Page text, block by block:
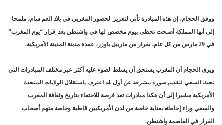
ووفق الحجام، إن هذه المبادرة تأتي لتعزيز الحضور المغربي في بلاد العم سام، ملمحا
إلى أنها المملكة أصبحت تحظى بيوم مخصص لها في واشنطن بعد إقرار “يوم المغرب”
في 29 مارس من كل عام، بقرار من مارييل باوزر، عمدة مدينة المدينة الأمريكية.
ويرى الحجام أن المغرب يستحق أن يسلط الضوء عليه أكثر عبر مختلف المبادرات التي
تحث السعي لتقديم صورة مشرفة عن أول بلد اعترف باستقلال الولايات المتحدة
الأمريكية مشيرا إلى أن هكذا مبادرات تعد فرصة للاحتفاء بتاريخ وثقافة المغرب
والسعي وراء إحاطته بعناية خاصة من لدن الأمريكيين قاطبة وخاصة منهم أصحاب
القرار في العاصمة واشنطن.